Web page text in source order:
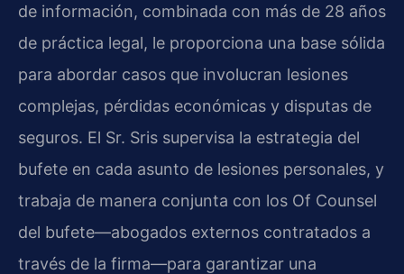
de información, combinada con más de 28 años
de práctica legal, le proporciona una base sólida
para abordar casos que involucran lesiones
complejas, pérdidas económicas y disputas de
seguros. El Sr. Sris supervisa la estrategia del
bufete en cada asunto de lesiones personales, y
trabaja de manera conjunta con los Of Counsel
del bufete—abogados externos contratados a
través de la firma—para garantizar una